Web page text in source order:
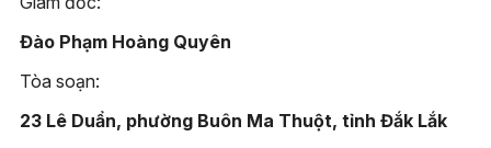
Đào Phạm Hoàng Quyên
Tòa soạn:
23 Lê Duẩn, phường Buôn Ma Thuột, tỉnh Đắk Lắk